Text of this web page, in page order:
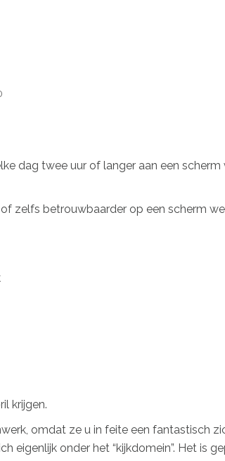
dag twee uur of langer aan een scherm
zelfs betrouwbaarder op een scherm
krijgen.
omdat ze u in feite een fantastisch
eigenlijk onder het “kijkdomein”. Het is